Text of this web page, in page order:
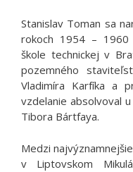
Stanislav Toman sa
rokoch 1954 – 1960
škole technickej v
pozemného
Vladimíra Karfíka a
vzdelanie absolvoval
Tibora Bártfaya.
Medzi
v Liptovskom